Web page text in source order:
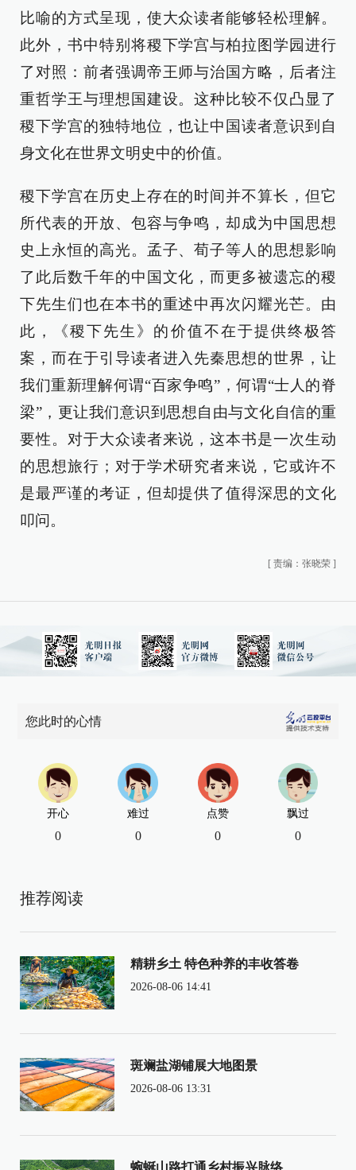
比喻的方式呈现，使大众读者能够轻松理解。
此外，书中特别将稷下学宫与柏拉图学园进行
了对照：前者强调帝王师与治国方略，后者注
重哲学王与理想国建设。这种比较不仅凸显了
稷下学宫的独特地位，也让中国读者意识到自
身文化在世界文明史中的价值。
稷下学宫在历史上存在的时间并不算长，但它
所代表的开放、包容与争鸣，却成为中国思想
史上永恒的高光。孟子、荀子等人的思想影响
了此后数千年的中国文化，而更多被遗忘的稷
下先生们也在本书的重述中再次闪耀光芒。由
此，《稷下先生》的价值不在于提供终极答
案，而在于引导读者进入先秦思想的世界，让
我们重新理解何谓“百家争鸣”，何谓“士人的脊
梁”，更让我们意识到思想自由与文化自信的重
要性。对于大众读者来说，这本书是一次生动
的思想旅行；对于学术研究者来说，它或许不
是最严谨的考证，但却提供了值得深思的文化
叩问。
[ 责编：张晓荣 ]
您此时的心情
开心
0
难过
0
点赞
0
飘过
0
推荐阅读
精耕乡土 特色种养的丰收答卷
2026-08-06 14:41
斑斓盐湖铺展大地图景
2026-08-06 13:31
蜿蜒山路打通乡村振兴脉络